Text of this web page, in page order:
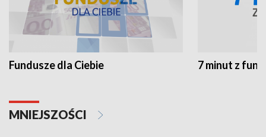
Fundusze dla Ciebie 7 minut z
MNIEJSZOŚCI